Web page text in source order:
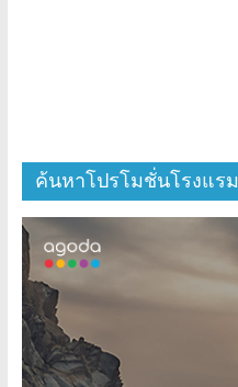
ค้นหาโปรโมชั่นโรงแรม